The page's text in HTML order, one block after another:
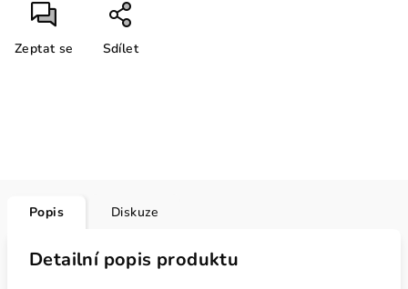
Zeptat se Sdílet
Popis Diskuze
Detailní popis produktu